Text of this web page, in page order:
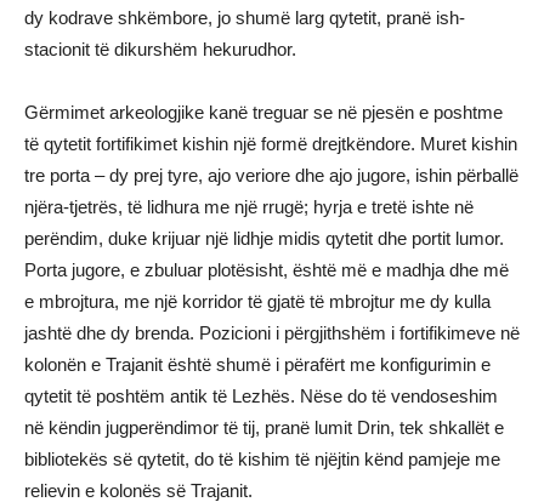
dy kodrave shkëmbore, jo shumë larg qytetit, pranë ish-
stacionit të dikurshëm hekurudhor.
Gërmimet arkeologjike kanë treguar se në pjesën e poshtme
të qytetit fortifikimet kishin një formë drejtkëndore. Muret kishin
tre porta – dy prej tyre, ajo veriore dhe ajo jugore, ishin përballë
njëra-tjetrës, të lidhura me një rrugë; hyrja e tretë ishte në
perëndim, duke krijuar një lidhje midis qytetit dhe portit lumor.
Porta jugore, e zbuluar plotësisht, është më e madhja dhe më
e mbrojtura, me një korridor të gjatë të mbrojtur me dy kulla
jashtë dhe dy brenda. Pozicioni i përgjithshëm i fortifikimeve në
kolonën e Trajanit është shumë i përafërt me konfigurimin e
qytetit të poshtëm antik të Lezhës. Nëse do të vendoseshim
në këndin jugperëndimor të tij, pranë lumit Drin, tek shkallët e
bibliotekës së qytetit, do të kishim të njëjtin kënd pamjeje me
relievin e kolonës së Trajanit.